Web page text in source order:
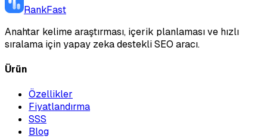
RankFast
Anahtar kelime araştırması, içerik planlaması ve hızlı
sıralama için yapay zeka destekli SEO aracı.
Ürün
Özellikler
Fiyatlandırma
SSS
Blog